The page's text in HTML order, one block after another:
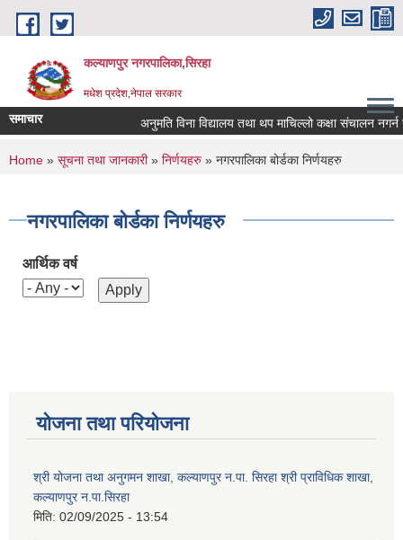
Skip to main content
कल्याणपुर नगरपालिका,सिरहा
मधेश प्रदेश,नेपाल सरकार
समाचार अनुमति विना विद्यालय तथा थप माचिल्लो कक्षा संचालन नगर्न
You are here
Home » सूचना तथा जानकारी» निर्णयहरु » नगरपालिका बोर्डका निर्णयहरु
नगरपालिका बोर्डका निर्णयहरु
आर्थिक वर्ष
योजना तथा परियोजना
श्री योजना तथा अनुगमन शाखा, कल्याणपुर न.पा. सिरहा श्री प्राविधिक शाखा,
कल्याणपुर न.पा.सिरहा
मिति: 02/09/2025 - 13:54